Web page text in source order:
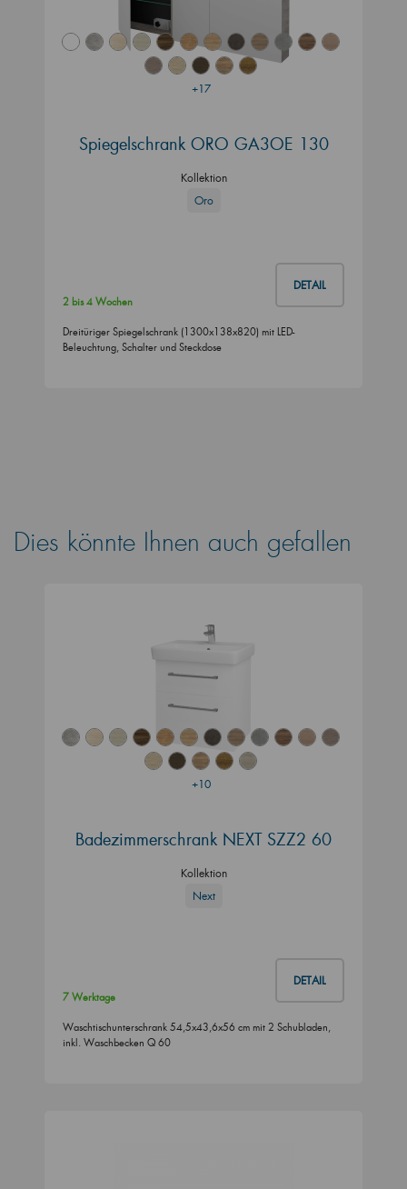
+17
Spiegelschrank ORO GA3OE 130
Kollektion
Oro
DETAIL
2 bis 4 Wochen
Dreitüriger Spiegelschrank (1300x138x820) mit LED-
Beleuchtung, Schalter und Steckdose
Dies könnte Ihnen auch gefallen
+10
Badezimmerschrank NEXT SZZ2 60
Kollektion
Next
DETAIL
7 Werktage
Waschtischunterschrank 54,5x43,6x56 cm mit 2 Schubladen,
inkl. Waschbecken Q 60